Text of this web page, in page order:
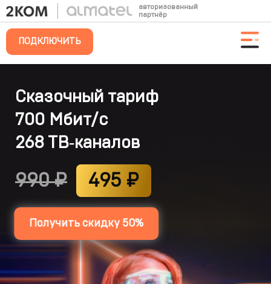
авторизованный
партнёр
ПОДКЛЮЧИТЬ
2КОМ
в
Троицке
Сказочный тариф
700 Мбит/с
268 ТВ‑каналов
990 ₽ 495 ₽
Получить скидку 50%